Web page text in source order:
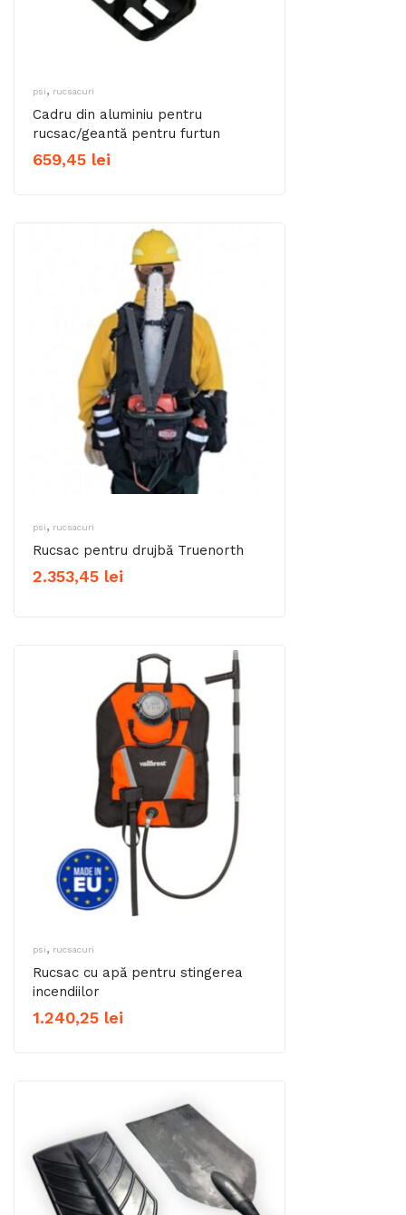
psi, rucsacuri
Cadru din aluminiu pentru
rucsac/geantă pentru furtun
659,45 lei
psi, rucsacuri
Rucsac pentru drujbă Truenorth
2.353,45 lei
psi, rucsacuri
Rucsac cu apă pentru stingerea
incendiilor
1.240,25 lei